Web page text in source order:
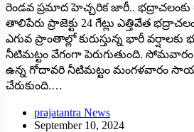
రెండవ ప్రమాద హెచ్చరిక జారీ..
తాలిపేరు ప్రాజెక్టు 24 గేట్లు ఎత్తివేత
ఎగువ ప్రాంతాల్లో కురుస్తున్న భారీ
నీటిమట్టం వేగంగా పెరుగుతుంది.
ఉన్న గోదావరి నీటిమట్టం మంగళవారం
చేరుకుంది.…
prajatantra News
September 10, 2024